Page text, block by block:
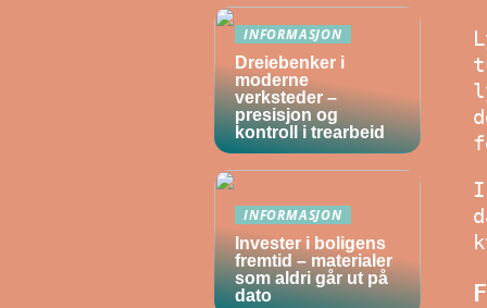
I
INFORMASJON
Dreiebenker i
moderne
verksteder –
presisjon og
kontroll i trearbeid
INFORMASJON
Invester i boligens
fremtid – materialer
som aldri går ut på
dato